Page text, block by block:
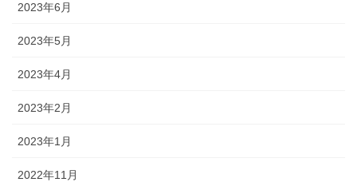
2023年6月
2023年5月
2023年4月
2023年2月
2023年1月
2022年11月